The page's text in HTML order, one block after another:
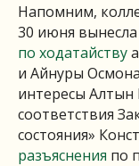
Напомним,
30 июня вынесла
по ходатайству
и Айнуры
интересы Алтын
соответствия
состояния»
разъяснения по